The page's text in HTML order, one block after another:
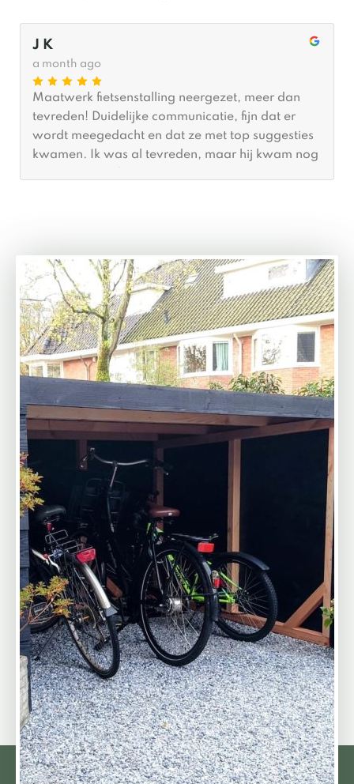
J K
a month ago
Maatwerk fietsenstalling neergezet, meer dan
tevreden! Duidelijke communicatie, fijn dat er
wordt meegedacht en dat ze met top suggesties
kwamen. Ik was al tevreden, maar hij kwam nog